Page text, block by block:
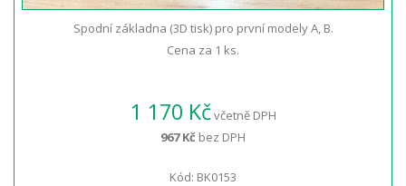
Spodní základna (3D tisk) pro první modely A, B.
Cena za 1 ks.
1 170 Kčvčetně DPH
967 Kč bez DPH
Kód: BK0153